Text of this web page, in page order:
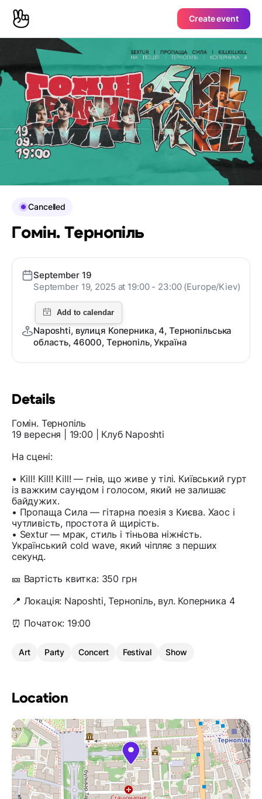
Create event
Details
Гомін. Тернопіль
19 вересня | 19:00 | Клуб Naposhti
На сцені:
• Kill! Kill! Kill! — гнів, що живе у тілі. Київський гурт
із важким саундом і голосом, який не залишає
байдужих.
• Пропаща Сила — гітарна поезія з Києва. Хаос і
чутливість, простота й щирість.
• Sextur — мрак, стиль і тіньова ніжність.
Український cold wave, який чіпляє з перших
секунд.
🎫 Вартість квитка: 350 грн
📍 Локація: Naposhti, Тернопіль, вул. Коперника 4
⏰ Початок: 19:00
Art Party Concert Festival Show
Location
Cancelled
Гомін. Тернопіль
September 19
September 19, 2025 at 19:00 - 23:00 (Europe/Kiev)
Naposhti, вулиця Коперника, 4, Тернопільська
область, 46000, Тернопіль, Україна